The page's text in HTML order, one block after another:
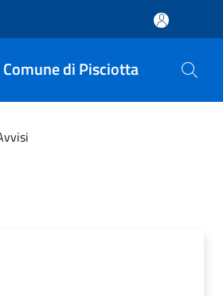
Comune di Pisciotta